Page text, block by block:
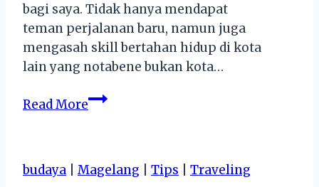
bagi saya. Tidak hanya mendapat
teman perjalanan baru, namun juga
mengasah skill bertahan hidup di kota
lain yang notabene bukan kota…
Read MoreLiburan
budaya Magelang Tips Traveling